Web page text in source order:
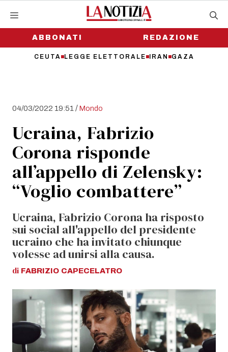
contenutoABBONATI
CEUTA LEGGE ELETTORALE IRAN GAZA
REDAZIONE
04/03/2022 19:51 /Mondo
Ucraina, Fabrizio
Corona risponde
all’appello di Zelensky:
“Voglio combattere”
Ucraina, Fabrizio Corona ha risposto
sui social all'appello del presidente
ucraino che ha invitato chiunque
volesse ad unirsi alla causa.
di FABRIZIO CAPECELATRO